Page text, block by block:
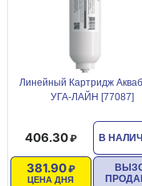
Линейный Картридж
УГА-ЛАЙН [77087]
В
406.30
ЦЕНА ДНЯ
381.90